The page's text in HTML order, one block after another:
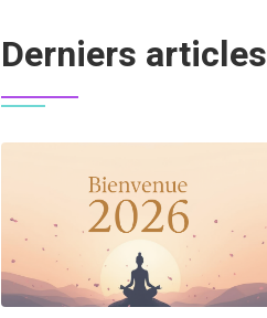
Derniers articles